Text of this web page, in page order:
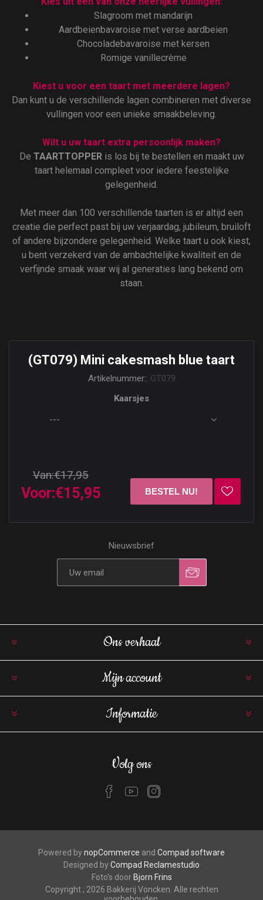
Slagroom met mandarijn
Aardbeienbavaroise met verse aardbeien
Chocoladebavaroise met kersen
Romige vanillecrème
Kiest u voor een taart met meerdere lagen?
Dan kunt u de verschillende lagen combineren met diverse
vullingen voor een unieke smaakbeleving.
Wilt u uw taart extra persoonlijk maken?
De TAARTTOPPERis los bij te bestellen en maakt uw
taart helemaal compleet voor iedere feestelijke
gelegenheid.
Met meer dan 100 verschillende taarten is er altijd een
creatie die perfect past bij uw verjaardag, jubileum, bruiloft
of andere bijzondere gelegenheid. Welke taart u ook kiest,
u bent verzekerd van de ambachtelijke kwaliteit en de
verfijnde smaak waar wij al generaties lang bekend om
staan.
(GT079) Mini cakesmash blue taart
Artikelnummer:: GT079
Kaarsjes
Van:€17,95
Voor:€15,95
Nieuwsbrief
Ons verhaal
Mijn account
Informatie
Volg ons
Powered bynopCommerce and Compad software
Designed byCompad Reclamestudio
Foto's door Bjorn Frins
Copyright ; 2026 Bakkerij Voncken. Alle rechten